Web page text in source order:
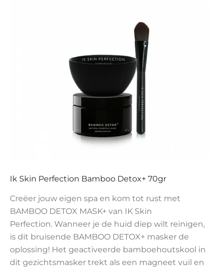
Ik Skin Perfection Bamboo Detox+ 70gr
Creëer jouw eigen spa en kom tot rust met
BAMBOO DETOX MASK+ van IK Skin
Perfection. Wanneer je de huid diep wilt reinigen,
is dit bruisende BAMBOO DETOX+ masker de
oplossing! Het geactiveerde bamboehoutskool in
dit gezichtsmasker trekt als een magneet vuil en